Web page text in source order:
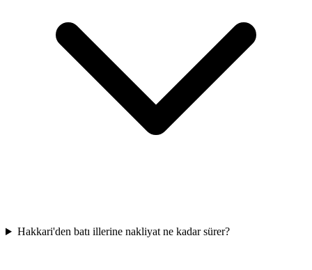
Hakkari'den batı illerine nakliyat ne kadar sürer?